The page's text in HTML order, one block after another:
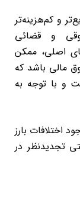
و کم‌هزینه‌تر
و قضائی
اصلی، ممکن
مالی باشد که
و با توجه به
اختلافات بارز
تجدیدنظر در